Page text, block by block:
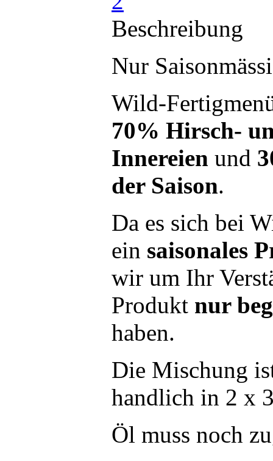
Beschreibung
Nur
Wild-
70% Hirsch-
Innereien und
der Saison.
Da es sich bei
ein saisonales
wir um Ihr
Produkt nur
haben.
Die Mischung
handlich in 2 x
Öl muss noch